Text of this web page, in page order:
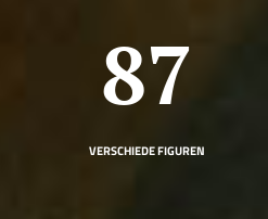
124
VERSCHIEDE FIGUREN